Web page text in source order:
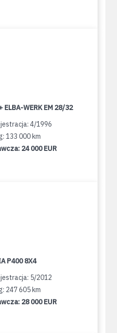
ELBA-WERK EM 28/32
4/1996
133 000 km
24 000 EUR
P400 8X4
5/2012
247 605 km
28 000 EUR